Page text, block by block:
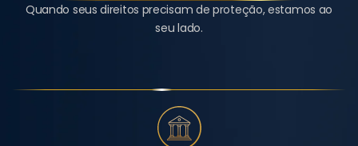
Quando seus direitos precisam de proteção, estamos ao
seu lado.